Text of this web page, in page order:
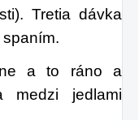
Tretia dávka
a to ráno a
medzi jedlami